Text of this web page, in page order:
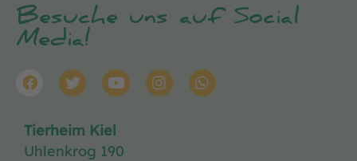
Besuche uns auf Social
Media!
Tierheim Kiel
Uhlenkrog 190